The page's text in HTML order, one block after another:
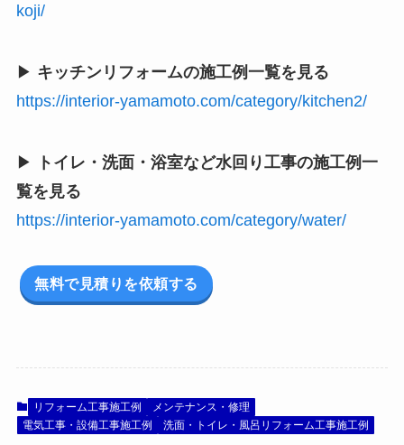
koji/
▶ キッチンリフォームの施工例一覧を見る
https://interior-yamamoto.com/category/kitchen2/
▶
トイレ・洗面・浴室など水回り工事の施工例一
覧を見る
https://interior-yamamoto.com/category/water/
無料で見積りを依頼する
リフォーム工事施工例
メンテナンス・修理
電気工事・設備工事施工例
洗面・トイレ・風呂リフォーム工事施工例